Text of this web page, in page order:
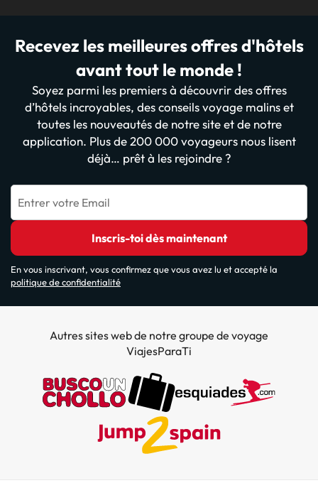
Recevez les meilleures offres d'hôtels
avant tout le monde !
Soyez parmi les premiers à découvrir des offres
d’hôtels incroyables, des conseils voyage malins et
toutes les nouveautés de notre site et de notre
application. Plus de 200 000 voyageurs nous lisent
déjà… prêt à les rejoindre ?
Entrer votre Email
Inscris-toi dès maintenant
En vous inscrivant, vous confirmez que vous avez lu et accepté la
politique de confidentialité
Autres sites web de notre groupe de voyage
ViajesParaTi